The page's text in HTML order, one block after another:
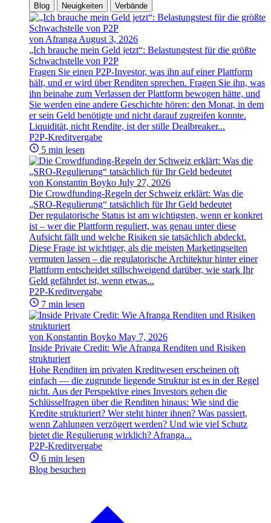
Blog Neuigkeiten Verbände
von Afranga August 3, 2026
„Ich brauche mein Geld jetzt“: Belastungstest für die größte
Schwachstelle von P2P
Fragen Sie einen P2P-Investor, was ihn auf einer Plattform
hält, und er wird über Renditen sprechen. Fragen Sie ihn, was
ihn beinahe zum Verlassen der Plattform bewogen hätte, und
Sie werden eine andere Geschichte hören: den Monat, in dem
er sein Geld benötigte und nicht darauf zugreifen konnte.
Liquidität, nicht Rendite, ist der stille Dealbreaker...
P2P-Kreditvergabe
5 min lesen
von Konstantin Boyko July 27, 2026
Die Crowdfunding-Regeln der Schweiz erklärt: Was die
„SRO-Regulierung“ tatsächlich für Ihr Geld bedeutet
Der regulatorische Status ist am wichtigsten, wenn er konkret
ist – wer die Plattform reguliert, was genau unter diese
Aufsicht fällt und welche Risiken sie tatsächlich abdeckt.
Diese Frage ist wichtiger, als die meisten Marketingseiten
vermuten lassen – die regulatorische Architektur hinter einer
Plattform entscheidet stillschweigend darüber, wie stark Ihr
Geld gefährdet ist, wenn etwas...
P2P-Kreditvergabe
7 min lesen
von Konstantin Boyko May 7, 2026
Inside Private Credit: Wie Afranga Renditen und Risiken
strukturiert
Hohe Renditen im privaten Kreditwesen erscheinen oft
einfach — die zugrunde liegende Struktur ist es in der Regel
nicht. Aus der Perspektive eines Investors gehen die
Schlüsselfragen über die Renditen hinaus: Wie sind die
Kredite strukturiert? Wer steht hinter ihnen? Was passiert,
wenn Zahlungen verzögert werden? Und wie viel Schutz
bietet die Regulierung wirklich? Afranga...
P2P-Kreditvergabe
6 min lesen
Blog besuchen